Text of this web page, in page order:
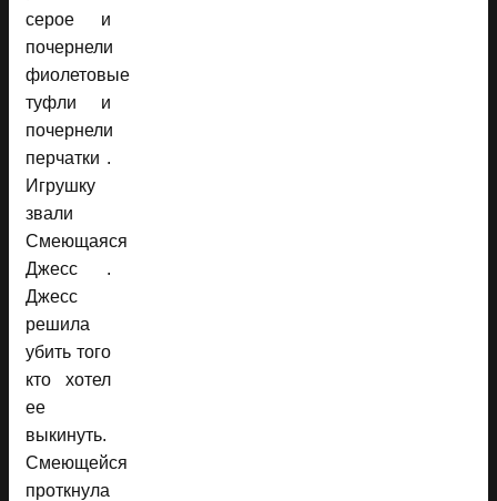
серое и
почернели
фиолетовые
туфли и
почернели
перчатки .
Игрушку
звали
Смеющаяся
Джесс .
Джесс
решила
убить того
кто хотел
ее
выкинуть.
Смеющейся
проткнула